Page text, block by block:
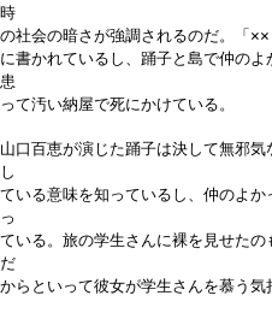
時
の社会の暗さが強調されるのだ。「
に書かれているし、踊子と島で仲の
患
って汚い納屋で死にかけている。
山口百恵が演じた踊子は決して無邪
し
ている意味を知っているし、仲のよ
っ
ている。旅の学生さんに裸を見せたの
だ
からといって彼女が学生さんを慕う気